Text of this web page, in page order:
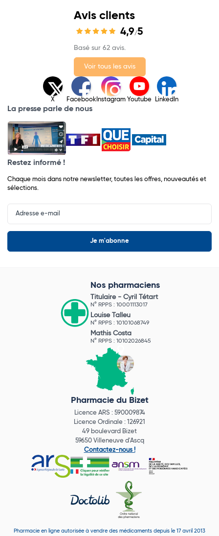
Avis clients
4,9/5
Basé sur 62 avis.
Voir tous les avis
X Facebook Instagram Youtube LinkedIn
La presse parle de nous
Restez informé !
Chaque mois dans notre newsletter, toutes les offres, nouveautés et
sélections.
Input
Newsletter
Nos pharmaciens
Titulaire - Cyril Tétart
N° RPPS : 10001113017
Louise Talleu
N° RPPS : 10101068749
Mathis Costa
N° RPPS : 10102026845
Pharmacie du Bizet
Licence ARS : 590009874
Licence Ordinale : 126921
49 boulevard Bizet
59650 Villeneuve d'Ascq
Contactez-nous !
Pharmacie en ligne autorisée à vendre des médicaments depuis le 17 avril 2013